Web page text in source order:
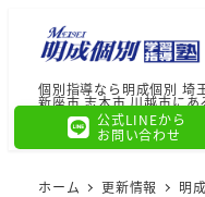
個別指導なら明成個別 埼
新座市,志木市,川越市にあ
公式LINEから
お問い合わせ
ホーム 更新情報 明